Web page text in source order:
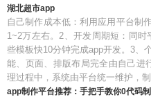
湖北超市app
自己制作成本低：利用应用平台制
1~2万左右。2、开发周期短：同
些模板快10分钟完成app开发。3、
能、页面、排版布局完全由自己进
理过程中，系统由平台统一维护，
app制作平台推荐：手把手教你0代码